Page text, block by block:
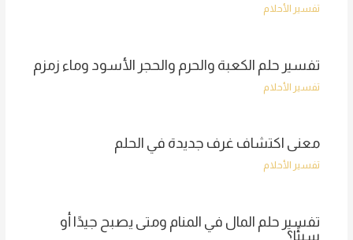
تفسير الأحلام
تفسير حلم الكعبة والحرم والحجر الأسود وماء زمزم
تفسير الأحلام
معنى اكتشاف غرف جديدة في الحلم
تفسير الأحلام
تفسير حلم المال في المنام ومتى يصبح جيدًا أو
سيئًا؟